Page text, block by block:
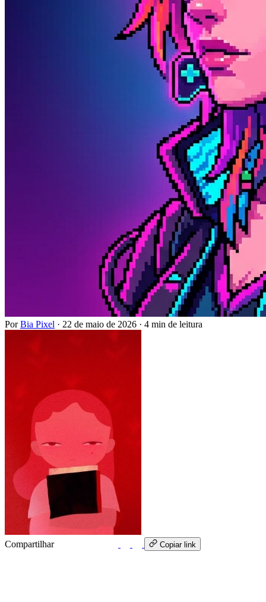
PorBia Pixel · 22 de maio de 2026 · 4 min de leitura
Compartilhar Copiar link